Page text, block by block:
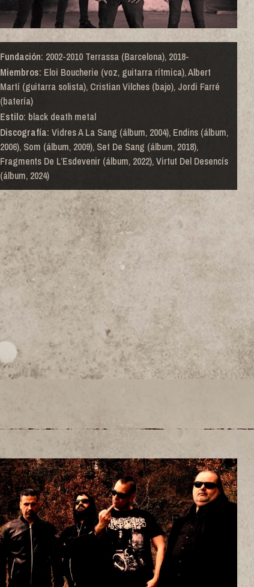
Fundación: 2002-2010 Terrassa (Barcelona), 2018-
Miembros: Eloi Boucherie (voz, guitarra rítmica), Albert
Martí (guitarra solista), Cristian Vilches (bajo), Jordi Farré
(batería)
Estilo: black death metal
Discografía:Vidres A La Sang (álbum, 2004), Endins (álbum,
2006), Som (álbum, 2009), Set De Sang (álbum, 2018),
Fragments De L’Esdevenir (álbum, 2022), Virtut Del Desencís
(álbum, 2024)